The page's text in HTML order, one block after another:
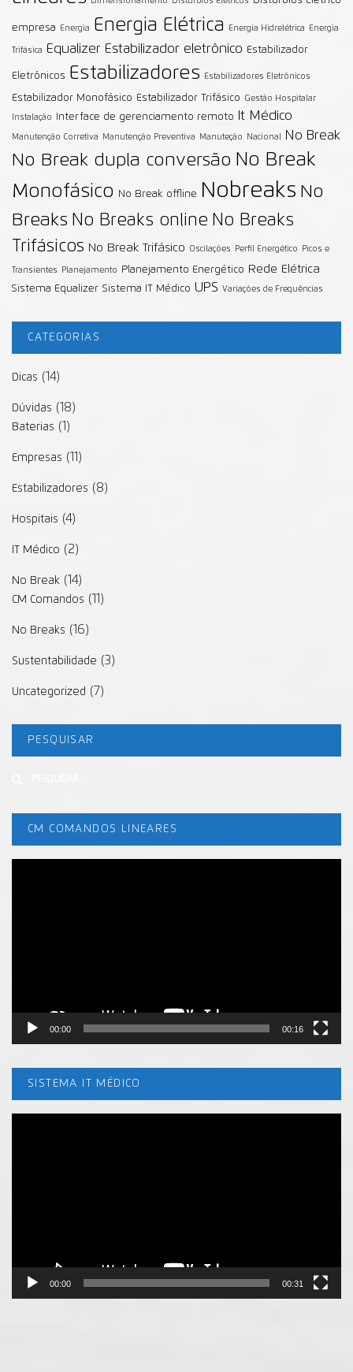
empresa Energia Energia Elétrica Energia Hidrelétrica Energia
Trifásica Equalizer Estabilizador eletrônico Estabilizador
Eletrônicos Estabilizadores Estabilizadores Eletrônicos
Estabilizador Monofásico Estabilizador Trifásico Gestão Hospitalar
Instalação Interface de gerenciamento remoto It Médico
Manutenção Corretiva Manutenção Preventiva Manuteção Nacional No Break
No Break dupla conversão No Break
Monofásico
No Break offline Nobreaks No
Breaks No Breaks online No Breaks
Trifásicos No Break Trifásico Oscilações Perfil Energético Picos e
Transientes Planejamento Planejamento Energético Rede Elétrica
Sistema Equalizer Sistema IT Médico UPS Variações de Frequências
CATEGORIAS
Dicas (14)
Dúvidas (18)
Baterias (1)
Empresas (11)
Estabilizadores (8)
Hospitais (4)
IT Médico (2)
No Break (14)
CM Comandos (11)
No Breaks (16)
Sustentabilidade (3)
Uncategorized (7)
PESQUISAR
CM COMANDOS LINEARES
00:00 00:16
SISTEMA IT MÉDICO
00:00 00:31